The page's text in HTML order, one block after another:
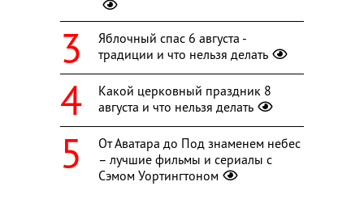
Яблочный спас 6 августа -
традиции и что нельзя делать
Какой церковный праздник 8
августа и что нельзя делать
От Аватара до Под знаменем небес
– лучшие фильмы и сериалы с
Сэмом Уортингтоном